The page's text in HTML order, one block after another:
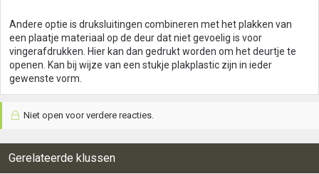
Andere optie is druksluitingen combineren met het plakken van
een plaatje materiaal op de deur dat niet gevoelig is voor
vingerafdrukken. Hier kan dan gedrukt worden om het deurtje te
openen. Kan bij wijze van een stukje plakplastic zijn in ieder
gewenste vorm.
Niet open voor verdere reacties.
Gerelateerde klussen